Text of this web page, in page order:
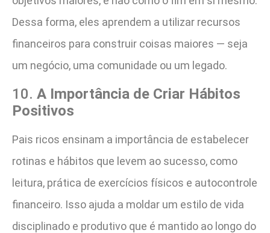
Dessa forma, eles aprendem a utilizar recursos
financeiros para construir coisas maiores — seja
um negócio, uma comunidade ou um legado​.
10. A Importância de Criar Hábitos
Positivos
Pais ricos ensinam a importância de estabelecer
rotinas e hábitos que levem ao sucesso, como
leitura, prática de exercícios físicos e autocontrole
financeiro. Isso ajuda a moldar um estilo de vida
disciplinado e produtivo que é mantido ao longo do